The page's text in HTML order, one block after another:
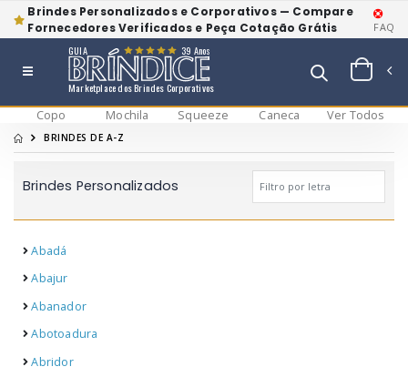
Brindes Personalizados e Corporativos — Compare
Fornecedores Verificados e Peça Cotação Grátis
FAQ
Marketplace dos Brindes Corporativos
GUIA 39 Anos
Copo Mochila Squeeze Caneca Ver Todos
BRINDES DE A-Z
Brindes Personalizados
Abadá
Abajur
Abanador
Abotoadura
Abridor